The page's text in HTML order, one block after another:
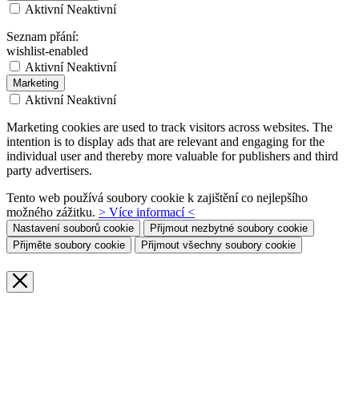
Aktivní Neaktivní
Seznam přání:
wishlist-enabled
Aktivní Neaktivní
Marketing
Aktivní Neaktivní
Marketing cookies are used to track visitors across websites. The
intention is to display ads that are relevant and engaging for the
individual user and thereby more valuable for publishers and third
party advertisers.
Tento web používá soubory cookie k zajištění co nejlepšího
možného zážitku. > Více informací <
Nastavení souborů cookie
Přijmout nezbytné soubory cookie
Přijměte soubory cookie
Přijmout všechny soubory cookie